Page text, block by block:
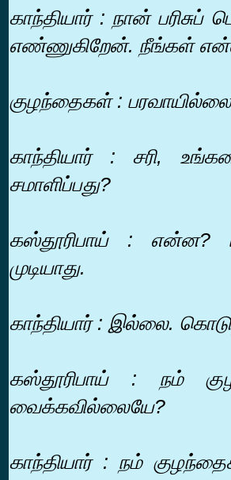
காந்தியார் : நான் பரிசுப்
எண்ணுகிறேன். நீங்கள்
குழந்தைகள் :
காந்தியார் : சரி,
சமாளிப்பது?
கஸ்தூரிபாய் : என்ன?
முடியாது.
காந்தியார் : இல்லை.
கஸ்தூரிபாய் : நம்
வைக்கவில்லையே?
காந்தியார் : நம்